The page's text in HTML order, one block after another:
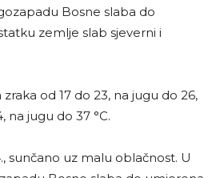
Bosne slaba do
zemlje slab sjeverni i
od 17 do 23, na jugu do 26,
na jugu do 37 °C.
sunčano uz malu oblačnost. U